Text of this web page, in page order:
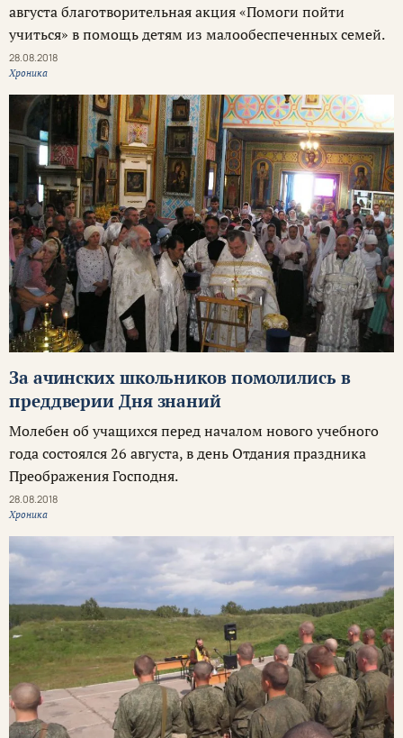
августа благотворительная акция «Помоги пойти
учиться» в помощь детям из малообеспеченных семей.
28.08.2018
Хроника
За ачинских школьников помолились в
преддверии Дня знаний
Молебен об учащихся перед началом нового учебного
года состоялся 26 августа, в день Отдания праздника
Преображения Господня.
28.08.2018
Хроника